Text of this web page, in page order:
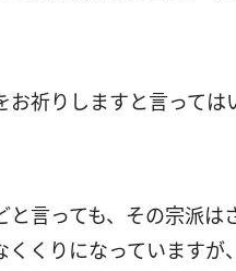
お祈りしますと言って
言っても、その宗派は
くりになっています